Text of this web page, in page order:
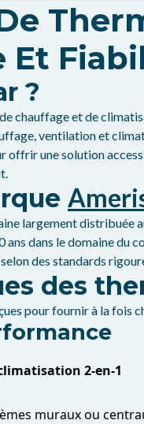
?
chauffage et de
ventilation et
offrir une solution
largement
ans dans le domaine du
des standards
des
pour fournir à la
2-en-1
muraux ou